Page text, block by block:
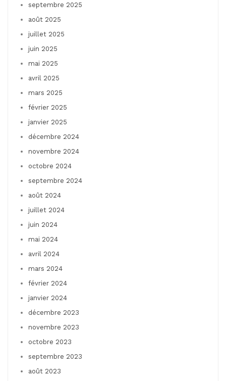
septembre 2025
août 2025
juillet 2025
juin 2025
mai 2025
avril 2025
mars 2025
février 2025
janvier 2025
décembre 2024
novembre 2024
octobre 2024
septembre 2024
août 2024
juillet 2024
juin 2024
mai 2024
avril 2024
mars 2024
février 2024
janvier 2024
décembre 2023
novembre 2023
octobre 2023
septembre 2023
août 2023